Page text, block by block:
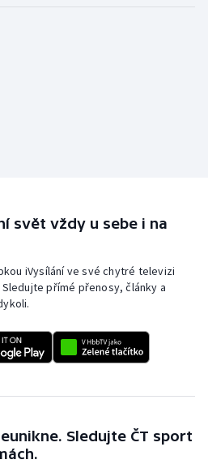
svět vždy u sebe i na
iVysílání ve své chytré televizi
přímé přenosy, články a
Sledujte ČT sport